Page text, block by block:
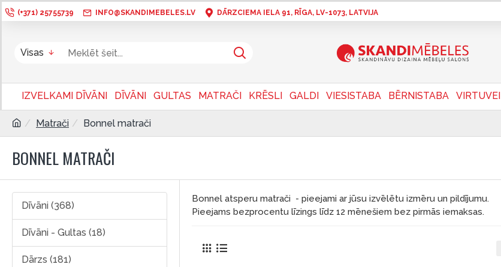
(+371) 25755739 INFO@SKANDIMEBELES.LV DĀRZCIEMA IELA 91, RĪGA, LV-1073, LATVIJA
Visas
IZVELKAMI DĪVĀNI DĪVĀNI GULTAS MATRAČI KRĒSLI GALDI VIESISTABA BĒRNISTABA VIRTUVEI
Matrači Bonnel matrači
BONNEL MATRAČI
Dīvāni (368)
Dīvāni - Gultas (18)
Dārzs (181)
Bonnel atsperu matrači - pieejami ar jūsu izvēlētu izmēru un pildījumu.
Pieejams bezprocentu līzings līdz 12 mēnešiem bez pirmās iemaksas.